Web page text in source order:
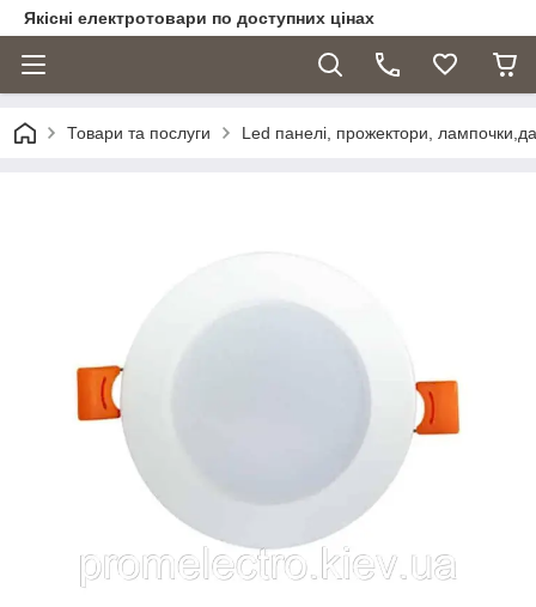
Якісні електротовари по доступних цінах
Товари та послуги Led панелі, прожектори,